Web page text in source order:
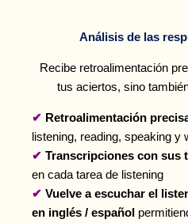
Análisis de las
Recibe retroalimentación
tus aciertos, sino
✔ Retroalimentación
listening, reading, speaking y
✔ Transcripciones con sus
en cada tarea de listening
✔ Vuelve a escuchar el
en inglés / español